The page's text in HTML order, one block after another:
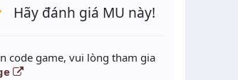
Hãy đánh giá MU này!
code game, vui lòng tham gia